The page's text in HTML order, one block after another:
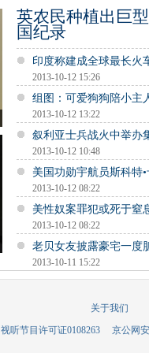
英农民种植出巨
国纪录
印度称建成全球最长火
2013-10-12 15:26
组图：可爱狗狗陪小主
2013-10-12 13:22
叙利亚士兵战火中举办
2013-10-12 10:48
美国功勋宇航员斯科特
2013-10-12 08:22
美性奴案罪犯或死于窒
2013-10-12 08:22
老贝女友披露豪宅一度
2013-10-11 15:22
关于我们
视听节目许可证0108263
京公网